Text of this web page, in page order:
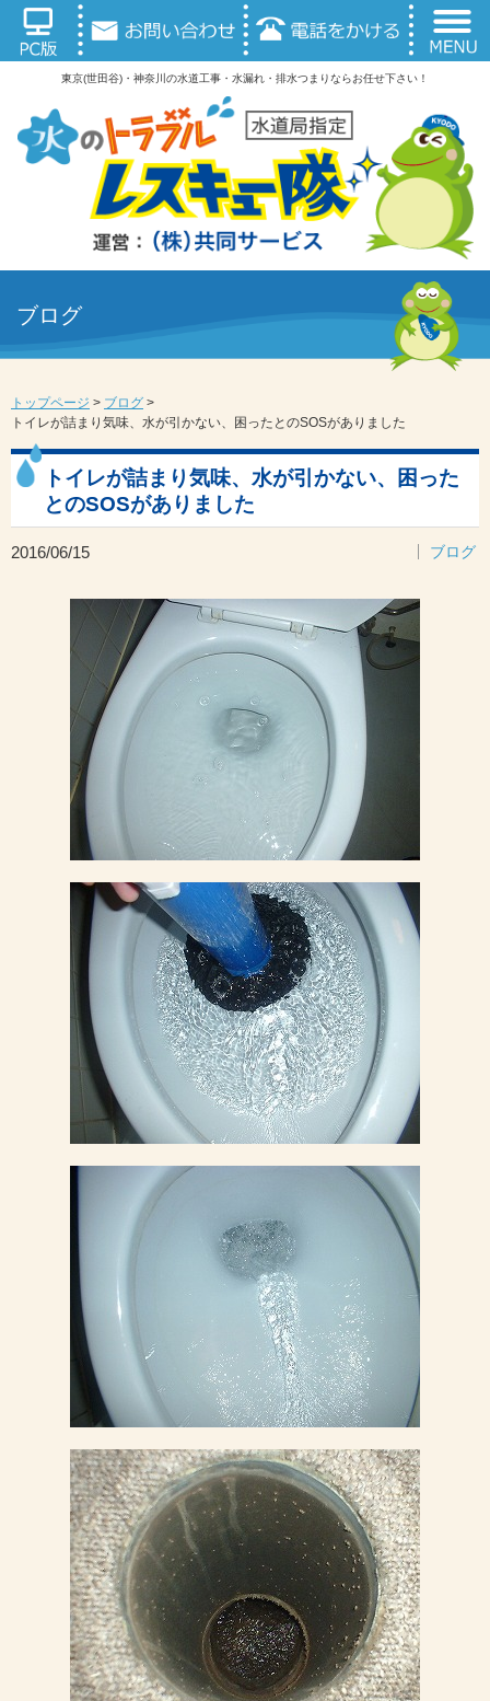
東京(世田谷)・神奈川の水道工事・水漏れ・排水つまりならお任せ下さい！
ブログ
トップページ > ブログ >
トイレが詰まり気味、水が引かない、困ったとのSOSがありました
トイレが詰まり気味、水が引かない、困った
とのSOSがありました
2016/06/15 ブログ